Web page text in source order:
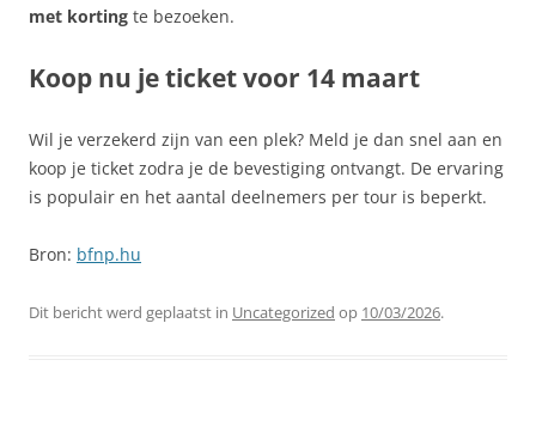
met korting te bezoeken.
Koop nu je ticket voor 14 maart
Wil je verzekerd zijn van een plek? Meld je dan snel aan en
koop je ticket zodra je de bevestiging ontvangt. De ervaring
is populair en het aantal deelnemers per tour is beperkt.
Bron: bfnp.hu
Dit bericht werd geplaatst in Uncategorized op 10/03/2026.